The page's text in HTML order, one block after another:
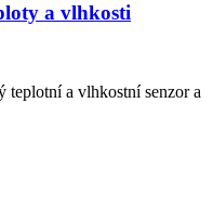
a vlhkosti
teplotní a vlhkostní senzor a